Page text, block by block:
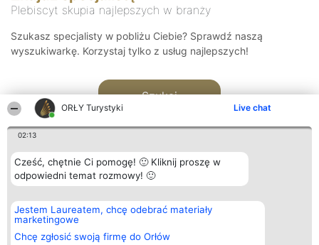
ORŁY Turystyki Live chat
02:13
Cześć, chętnie Ci pomogę! 🙂 Kliknij proszę w
odpowiedni temat rozmowy! 🙂
Jestem Laureatem, chcę odebrać materiały
marketingowe
Chcę zgłosić swoją firmę do Orłów
Plebiscyt skupia najlepszych w branży
Szukasz specjalisty w pobliżu Ciebie? Sprawdź naszą
wyszukiwarkę. Korzystaj tylko z usług najlepszych!
Szukaj
Organizator plebiscytu
Bright Side Solutions sp. z o.
o. sp. k.
ul. Ruska 22
Wrocław 50-079
Plebiscyt
Laureaci
wszystkich
Laureatów
Kontakt
Kontakt